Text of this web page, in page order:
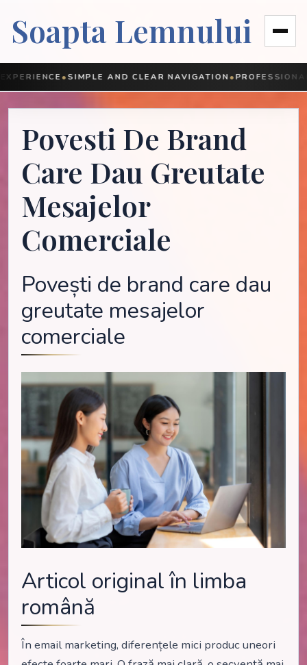
Soapta Lemnului
SIMPLE AND CLEAR NAVIGATION PROFESSIONAL
Povesti De Brand
Care Dau Greutate
Mesajelor
Comerciale
Povești de brand care dau
greutate mesajelor
comerciale
Articol original în limba
română
În email marketing, diferențele mici produc uneori